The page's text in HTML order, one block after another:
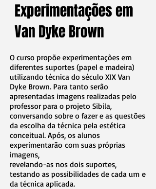
Experimentações em
Van Dyke Brown
O curso propõe experimentações em
diferentes suportes (papel e madeira)
utilizando técnica do século XIX Van
Dyke Brown. Para tanto serão
apresentadas imagens realizadas pelo
professor para o projeto Sibila,
conversando sobre o fazer e as questões
da escolha da técnica pela estética
conceitual. Após, os alunos
experimentarão com suas próprias
imagens,
revelando-as nos dois suportes,
testando as possibilidades de cada um e
da técnica aplicada.